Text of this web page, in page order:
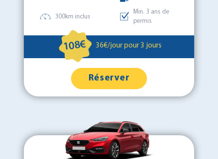
300km inclus
Min. 3 ans de
permis
108€ 36€/jour pour 3 jours
Réserver